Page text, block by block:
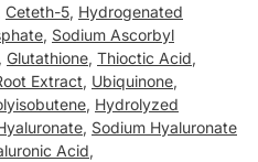
Ceteth-5, Hydrogenated
, Sodium Ascorbyl
, Glutathione, Thioctic Acid,
Extract, Ubiquinone,
, Hydrolyzed
, Sodium Hyaluronate
Acid,